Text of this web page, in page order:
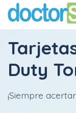
Duty
¡Siempre